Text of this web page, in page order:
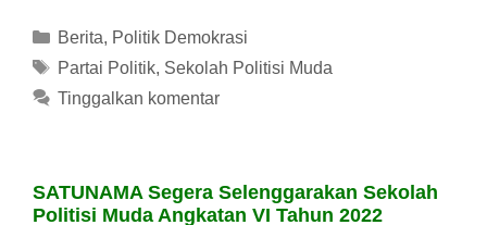
Kategori
Berita, Politik Demokrasi
Tag
Partai Politik, Sekolah Politisi Muda
Tinggalkan komentar
SATUNAMA Segera Selenggarakan Sekolah
Politisi Muda Angkatan VI Tahun 2022